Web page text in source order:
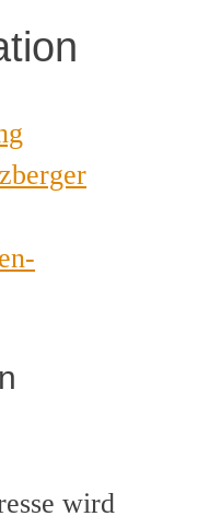
wird